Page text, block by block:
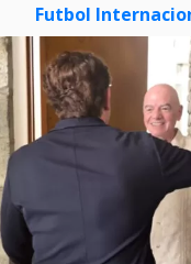
Futbol